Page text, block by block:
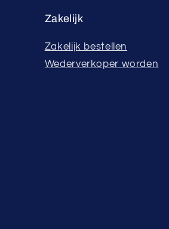
Zakelijk
Zakelijk bestellen
Wederverkoper worden